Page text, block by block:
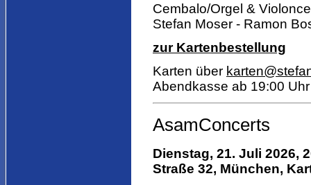
Cembalo/Orgel &
Stefan Moser - Ramon
zur Kartenbestellung
Karten über
Abendkasse ab 19:00 Uhr
AsamConcerts
Dienstag, 21. Juli 2026,
Straße 32, München,